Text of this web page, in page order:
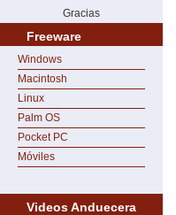
Gracias
Freeware
Windows
Macintosh
Linux
Palm OS
Pocket PC
Móviles
Videos Anduecera